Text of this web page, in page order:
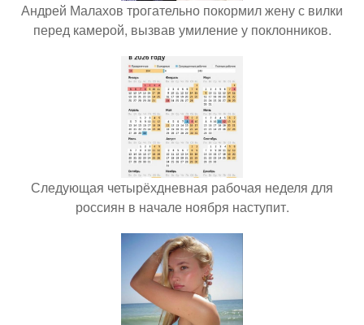
Андрей Малахов трогательно покормил жену с вилки
перед камерой, вызвав умиление у поклонников.
Следующая четырёхдневная рабочая неделя для
россиян в начале ноября наступит.